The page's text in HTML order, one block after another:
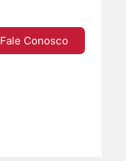
Fale Conosco